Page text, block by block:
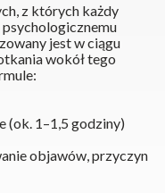
z których każdy
jest w ciągu
wokół tego
(ok. 1–1,5 godziny)
objawów, przyczyn